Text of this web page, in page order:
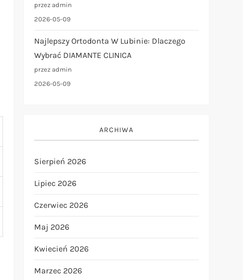
przez admin
2026-05-09
Najlepszy Ortodonta W Lubinie: Dlaczego
Wybrać DIAMANTE CLINICA
przez admin
2026-05-09
ARCHIWA
Sierpień 2026
Lipiec 2026
Czerwiec 2026
Maj 2026
Kwiecień 2026
Marzec 2026